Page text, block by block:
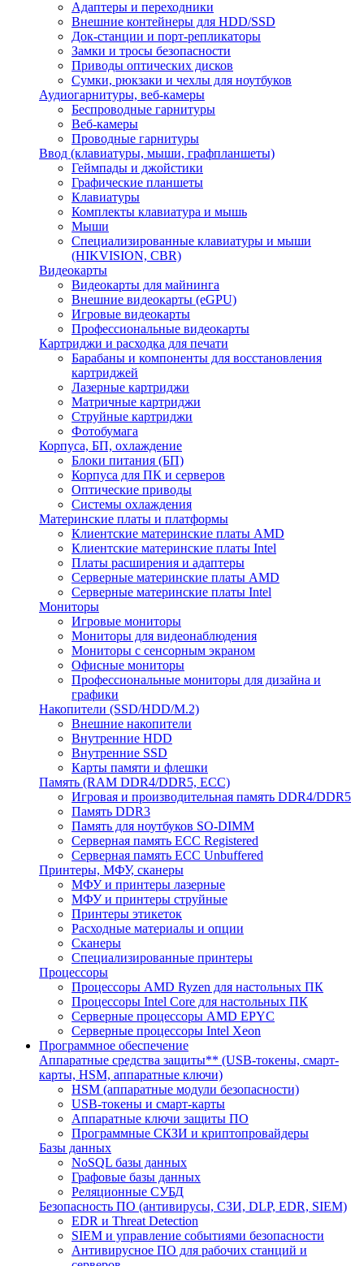
Адаптеры и переходники
Внешние контейнеры для HDD/SSD
Док-станции и порт-репликаторы
Замки и тросы безопасности
Приводы оптических дисков
Сумки, рюкзаки и чехлы для ноутбуков
Аудиогарнитуры, веб-камеры
Беспроводные гарнитуры
Веб-камеры
Проводные гарнитуры
Ввод (клавиатуры, мыши, графпланшеты)
Геймпады и джойстики
Графические планшеты
Клавиатуры
Комплекты клавиатура и мышь
Мыши
Специализированные клавиатуры и мыши
(HIKVISION, CBR)
Видеокарты
Видеокарты для майнинга
Внешние видеокарты (eGPU)
Игровые видеокарты
Профессиональные видеокарты
Картриджи и расходка для печати
Барабаны и компоненты для восстановления
картриджей
Лазерные картриджи
Матричные картриджи
Струйные картриджи
Фотобумага
Корпуса, БП, охлаждение
Блоки питания (БП)
Корпуса для ПК и серверов
Оптические приводы
Системы охлаждения
Материнские платы и платформы
Клиентские материнские платы AMD
Клиентские материнские платы Intel
Платы расширения и адаптеры
Серверные материнские платы AMD
Серверные материнские платы Intel
Мониторы
Игровые мониторы
Мониторы для видеонаблюдения
Мониторы с сенсорным экраном
Офисные мониторы
Профессиональные мониторы для дизайна и
графики
Накопители (SSD/HDD/M.2)
Внешние накопители
Внутренние HDD
Внутренние SSD
Карты памяти и флешки
Память (RAM DDR4/DDR5, ECC)
Игровая и производительная память DDR4/DDR5
Память DDR3
Память для ноутбуков SO-DIMM
Серверная память ECC Registered
Серверная память ECC Unbuffered
Принтеры, МФУ, сканеры
МФУ и принтеры лазерные
МФУ и принтеры струйные
Принтеры этикеток
Расходные материалы и опции
Сканеры
Специализированные принтеры
Процессоры
Процессоры AMD Ryzen для настольных ПК
Процессоры Intel Core для настольных ПК
Серверные процессоры AMD EPYC
Серверные процессоры Intel Xeon
Программное обеспечение
Аппаратные средства защиты** (USB-токены, смарт-
карты, HSM, аппаратные ключи)
HSM (аппаратные модули безопасности)
USB-токены и смарт-карты
Аппаратные ключи защиты ПО
Программные СКЗИ и криптопровайдеры
Базы данных
NoSQL базы данных
Графовые базы данных
Реляционные СУБД
Безопасность ПО (антивирусы, СЗИ, DLP, EDR, SIEM)
EDR и Threat Detection
SIEM и управление событиями безопасности
Антивирусное ПО для рабочих станций и